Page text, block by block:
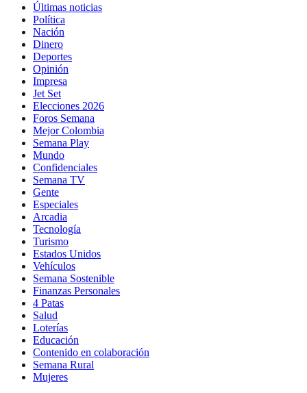
Últimas noticias
Política
Nación
Dinero
Deportes
Opinión
Impresa
Jet Set
Elecciones 2026
Foros Semana
Mejor Colombia
Semana Play
Mundo
Confidenciales
Semana TV
Gente
Especiales
Arcadia
Tecnología
Turismo
Estados Unidos
Vehículos
Semana Sostenible
Finanzas Personales
4 Patas
Salud
Loterías
Educación
Contenido en colaboración
Semana Rural
Mujeres